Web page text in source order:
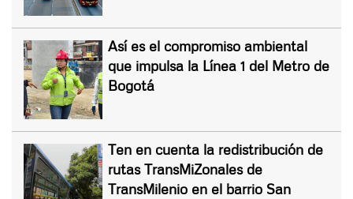
Así es el compromiso ambiental
que impulsa la Línea 1 del Metro de
Bogotá
Ten en cuenta la redistribución de
rutas TransMiZonales de
TransMilenio en el barrio San